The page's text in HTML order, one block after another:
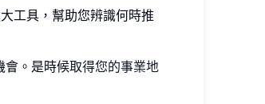
工具，幫助您辨識何時推
會。是時候取得您的事業地